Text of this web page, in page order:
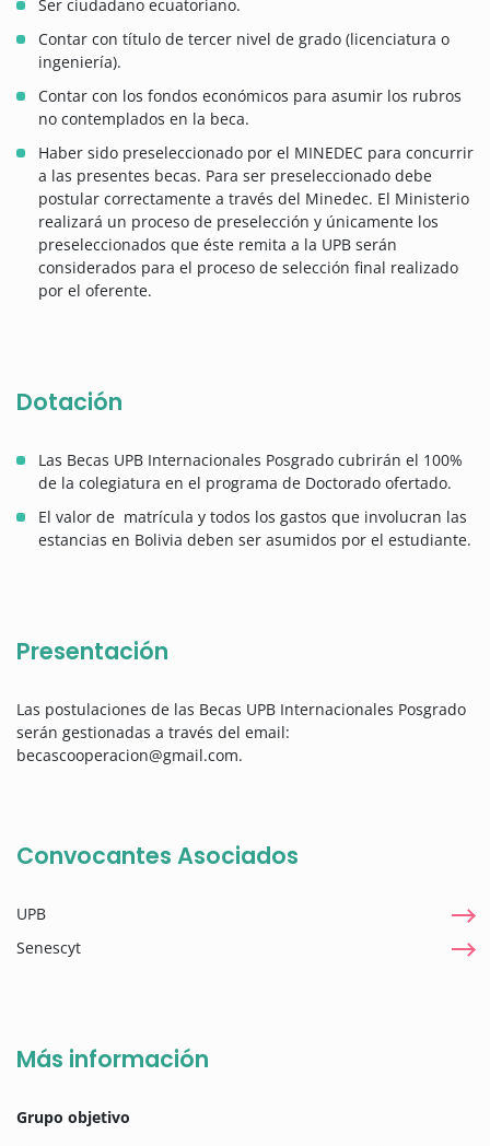
Ser ciudadano ecuatoriano.
Contar con título de tercer nivel de grado (licenciatura o
ingeniería).
Contar con los fondos económicos para asumir los rubros
no contemplados en la beca.
Haber sido preseleccionado por el MINEDEC para concurrir
a las presentes becas. Para ser preseleccionado debe
postular correctamente a través del Minedec. El Ministerio
realizará un proceso de preselección y únicamente los
preseleccionados que éste remita a la UPB serán
considerados para el proceso de selección final realizado
por el oferente.
Dotación
Las Becas UPB Internacionales Posgrado cubrirán el 100%
de la colegiatura en el programa de Doctorado ofertado.
El valor de matrícula y todos los gastos que involucran las
estancias en Bolivia deben ser asumidos por el estudiante.
Presentación
Las postulaciones de las Becas UPB Internacionales Posgrado
serán gestionadas a través del email:
becascooperacion@gmail.com.
Convocantes Asociados
UPB
Senescyt
Más información
Grupo objetivo